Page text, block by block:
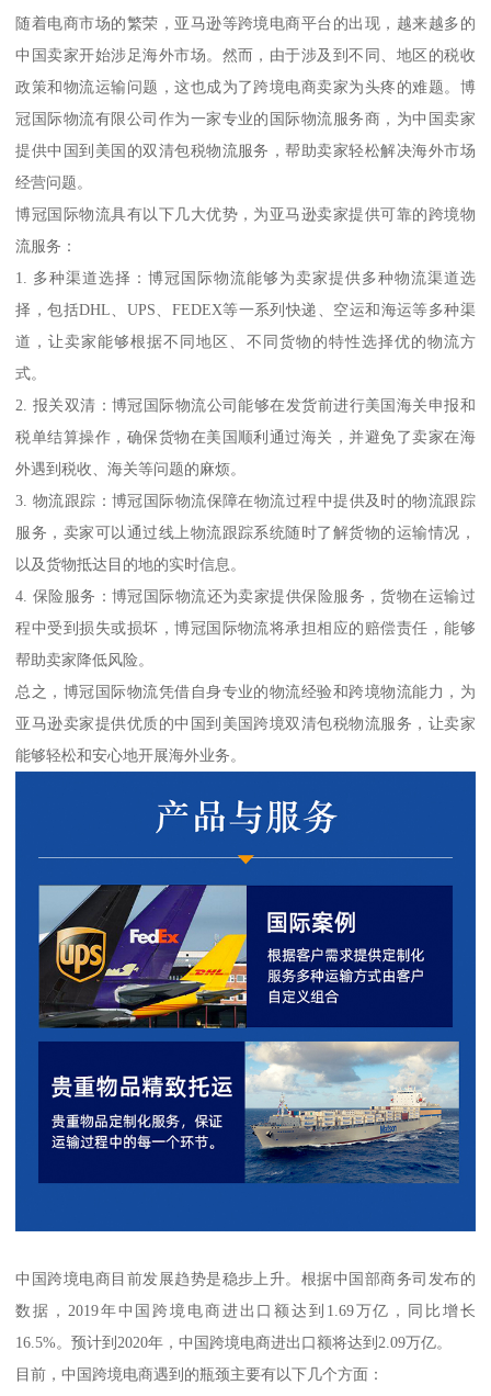
随着电商市场的繁荣，亚马逊等跨境电商平台的出现，越来越多的
中国卖家开始涉足海外市场。然而，由于涉及到不同、地区的税收
政策和物流运输问题，这也成为了跨境电商卖家为头疼的难题。博
冠国际物流有限公司作为一家专业的国际物流服务商，为中国卖家
提供中国到美国的双清包税物流服务，帮助卖家轻松解决海外市场
经营问题。
博冠国际物流具有以下几大优势，为亚马逊卖家提供可靠的跨境物
流服务：
1. 多种渠道选择：博冠国际物流能够为卖家提供多种物流渠道选
择，包括DHL、UPS、FEDEX等一系列快递、空运和海运等多种渠
道，让卖家能够根据不同地区、不同货物的特性选择优的物流方
式。
2. 报关双清：博冠国际物流公司能够在发货前进行美国海关申报和
税单结算操作，确保货物在美国顺利通过海关，并避免了卖家在海
外遇到税收、海关等问题的麻烦。
3. 物流跟踪：博冠国际物流保障在物流过程中提供及时的物流跟踪
服务，卖家可以通过线上物流跟踪系统随时了解货物的运输情况，
以及货物抵达目的地的实时信息。
4. 保险服务：博冠国际物流还为卖家提供保险服务，货物在运输过
程中受到损失或损坏，博冠国际物流将承担相应的赔偿责任，能够
帮助卖家降低风险。
总之，博冠国际物流凭借自身专业的物流经验和跨境物流能力，为
亚马逊卖家提供优质的中国到美国跨境双清包税物流服务，让卖家
能够轻松和安心地开展海外业务。
中国跨境电商目前发展趋势是稳步上升。根据中国部商务司发布的
数据，2019年中国跨境电商进出口额达到1.69万亿，同比增长
16.5%。预计到2020年，中国跨境电商进出口额将达到2.09万亿。
目前，中国跨境电商遇到的瓶颈主要有以下几个方面：